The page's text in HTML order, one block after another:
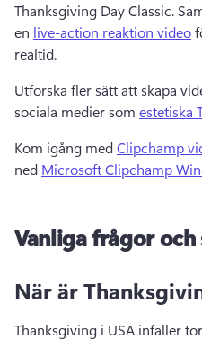
Thanksgiving Day Classic.
en live-action reaktion video
realtid.
Utforska fler sätt att skapa
sociala medier som estetiska
Kom igång med Clipchamp
ned Microsoft Clipchamp
Vanliga frågor och
När är
Thanksgiving i USA infaller